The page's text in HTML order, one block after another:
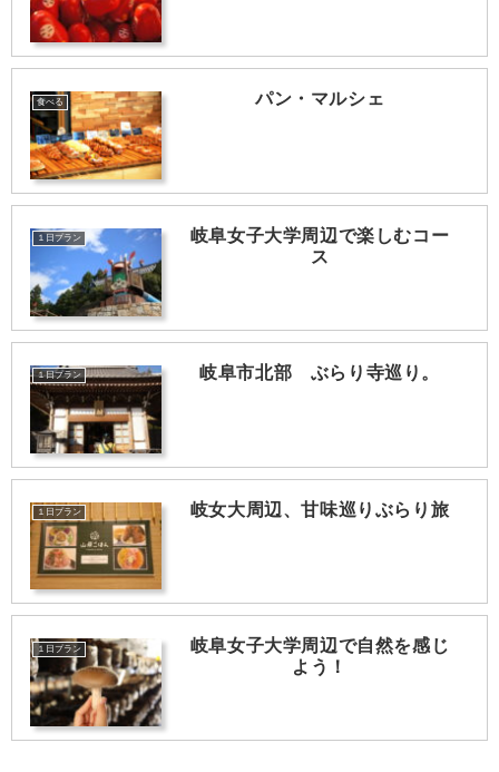
食べる パン・マルシェ
１日プラン
岐阜女子大学周辺で楽しむコー
ス
１日プラン 岐阜市北部 ぶらり寺巡り。
１日プラン 岐女大周辺、甘味巡りぶらり旅
１日プラン
岐阜女子大学周辺で自然を感じ
よう！